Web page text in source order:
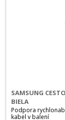
SAMSUNG
BIELA
Podpora
kabel v balení